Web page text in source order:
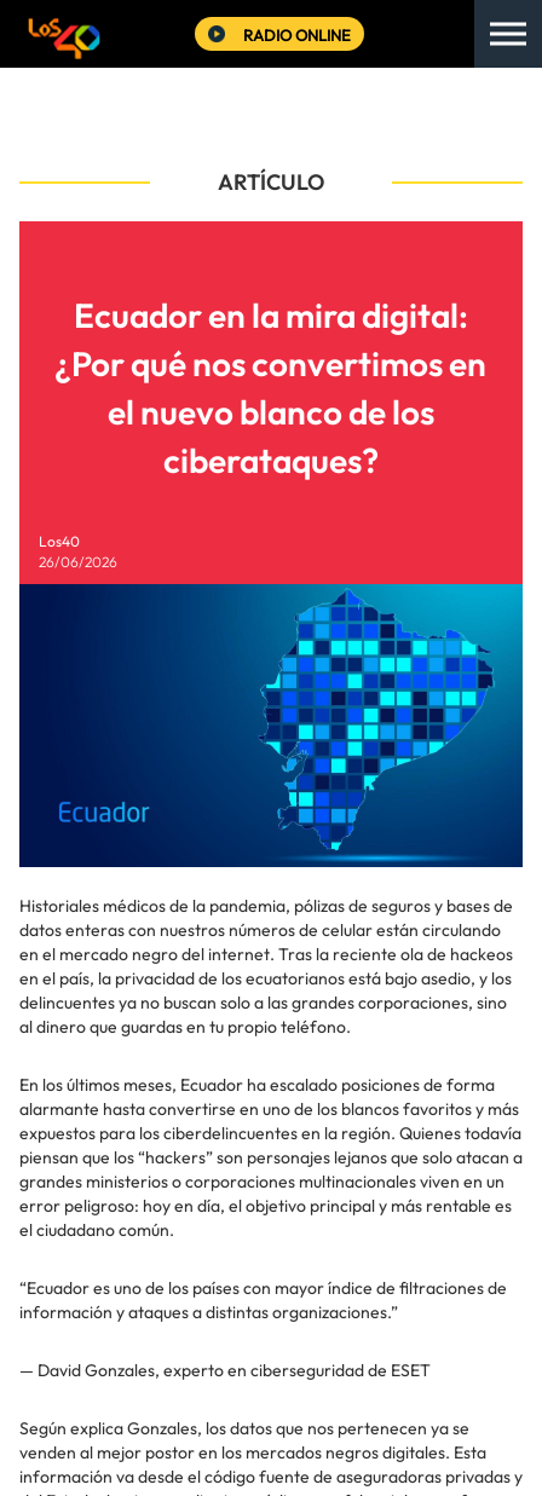
RADIO ONLINE
ARTÍCULO
Ecuador en la mira digital:
¿Por qué nos convertimos en
el nuevo blanco de los
ciberataques?
Los40
26/06/2026
Historiales médicos de la pandemia, pólizas de seguros y bases de
datos enteras con nuestros números de celular están circulando
en el mercado negro del internet. Tras la reciente ola de hackeos
en el país, la privacidad de los ecuatorianos está bajo asedio, y los
delincuentes ya no buscan solo a las grandes corporaciones, sino
al dinero que guardas en tu propio teléfono.
En los últimos meses, Ecuador ha escalado posiciones de forma
alarmante hasta convertirse en uno de los blancos favoritos y más
expuestos para los ciberdelincuentes en la región. Quienes todavía
piensan que los “hackers” son personajes lejanos que solo atacan a
grandes ministerios o corporaciones multinacionales viven en un
error peligroso: hoy en día, el objetivo principal y más rentable es
el ciudadano común.
“Ecuador es uno de los países con mayor índice de filtraciones de
información y ataques a distintas organizaciones.”
— David Gonzales, experto en ciberseguridad de ESET
Según explica Gonzales, los datos que nos pertenecen ya se
venden al mejor postor en los mercados negros digitales. Esta
información va desde el código fuente de aseguradoras privadas y